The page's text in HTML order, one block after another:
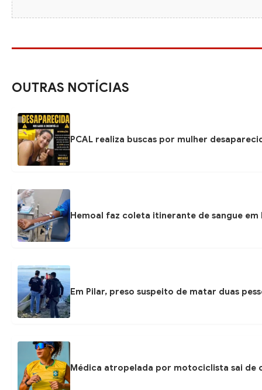
OUTRAS NOTÍCIAS
PCAL realiza buscas por mulher
Hemoal faz coleta itinerante de sangue em
Em Pilar, preso suspeito de matar duas
Médica atropelada por motociclista sai de